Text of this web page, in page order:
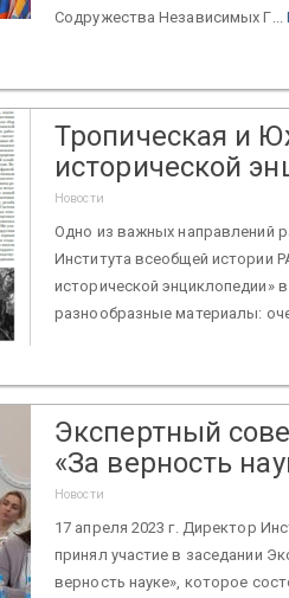
Содружества Независимых Г...
Тропическая и
исторической
Новости
Одно из важных направлений
Института всеобщей истории
исторической энциклопедии»
разнообразные материалы:
Экспертный
«За верность
Новости
17 апреля 2023 г. Директор
принял участие в заседании
верность науке», которое